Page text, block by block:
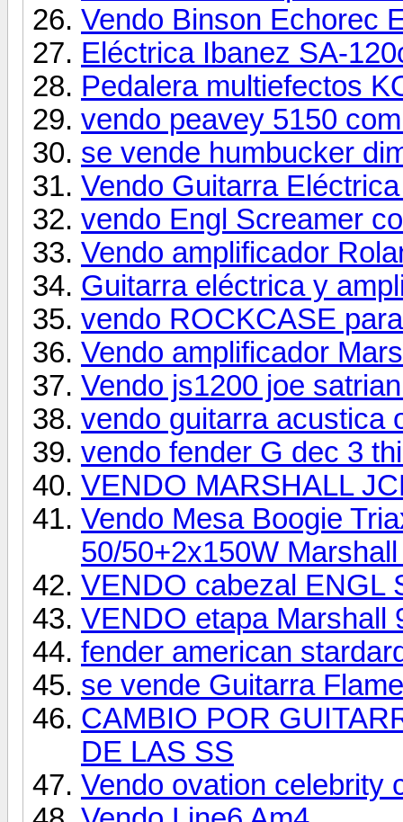
Vendo Binson Echorec
Eléctrica Ibanez SA-
Pedalera multiefectos
vendo peavey 5150
se vende humbucker
Vendo Guitarra
vendo Engl Screamer
Vendo amplificador
Guitarra eléctrica y
vendo ROCKCASE
Vendo amplificador
Vendo js1200 joe
vendo guitarra acustica
vendo fender G dec 3
VENDO MARSHALL
Vendo Mesa Boogie
50/50+2x150W
VENDO cabezal ENGL
VENDO etapa Marshall
fender american
se vende Guitarra
CAMBIO POR
DE LAS SS
Vendo ovation celebrity